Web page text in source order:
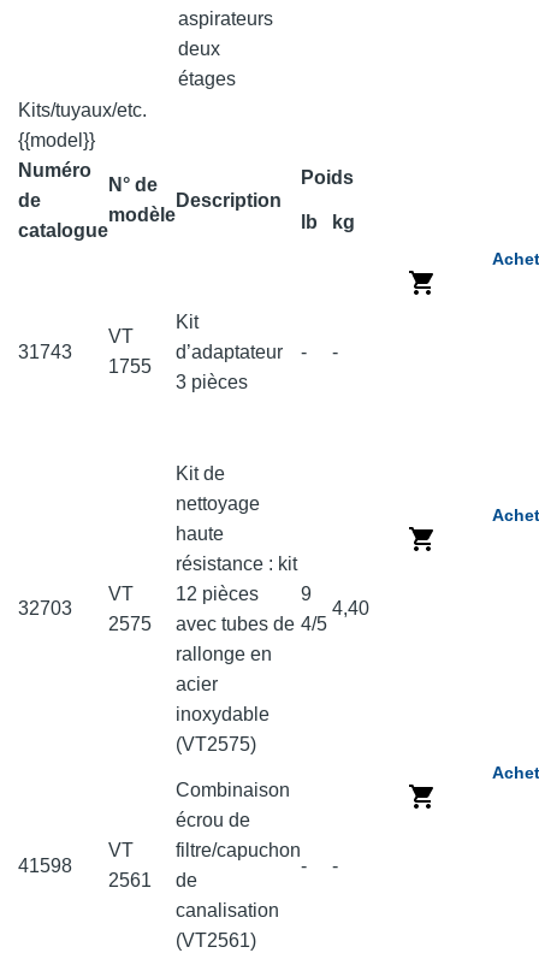
aspirateurs
deux
étages
Kits/tuyaux/etc.
{{model}}
Numéro
de
catalogue
N° de
modèle
Description
Poids
lb kg
31743
VT
1755
Kit
d’adaptateur
3 pièces
- -
32703
VT
2575
Kit de
nettoyage
haute
résistance : kit
12 pièces
avec tubes de
rallonge en
acier
inoxydable
(VT2575)
9
4/5
4,40
41598
VT
2561
Combinaison
écrou de
filtre/capuchon
de
canalisation
(VT2561)
- -